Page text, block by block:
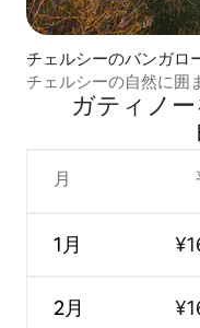
チェルシーのバンガロ
チェルシーの自然に囲
ガティノ
月
1月
2月